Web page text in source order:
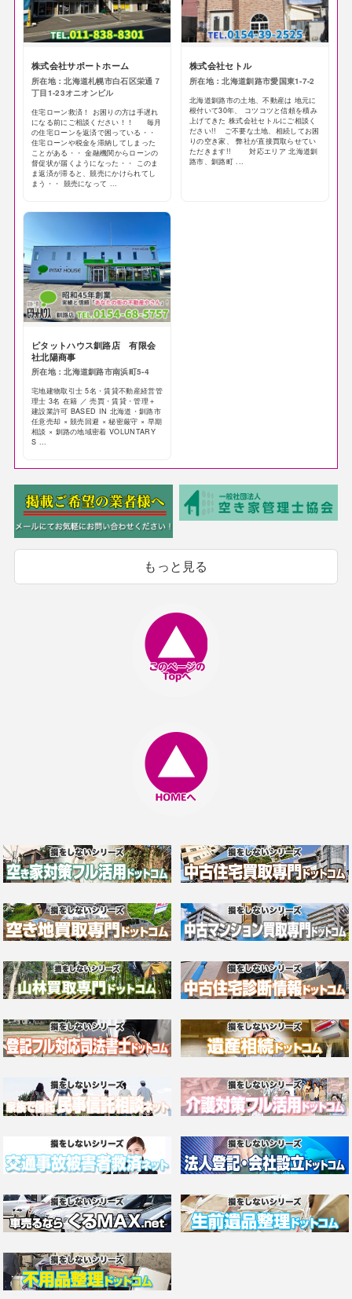
株式会社サポートホーム
所在地：北海道札幌市白石区栄通７
丁目1-23オニオンビル
住宅ローン救済！ お困りの方は手遅れ
になる前にご相談ください！！ 毎月
の住宅ローンを返済で困っている・・
住宅ローンや税金を滞納してしまった
ことがある・・ 金融機関からローンの
督促状が届くようになった・・ このま
ま返済が滞ると、競売にかけられてし
まう・・ 競売になって ...
株式会社セトル
所在地：北海道釧路市愛国東1-7-2
北海道釧路市の土地、不動産は 地元に
根付いて30年、 コツコツと信頼を積み
上げてきた 株式会社セトルにご相談く
ださい!! ご不要な土地、相続してお困
りの空き家、 弊社が直接買取らせてい
ただきます!! 対応エリア 北海道釧
路市、釧路町 ...
ピタットハウス釧路店 有限会
社北陽商事
所在地：北海道釧路市南浜町5-4
宅地建物取引士 5名・賃貸不動産経営管
理士 3名 在籍 ／ 売買・賃貸・管理＋
建設業許可 BASED IN 北海道・釧路市
任意売却 × 競売回避 × 秘密厳守 × 早期
相談 × 釧路の地域密着 VOLUNTARY
S ...
もっと見る